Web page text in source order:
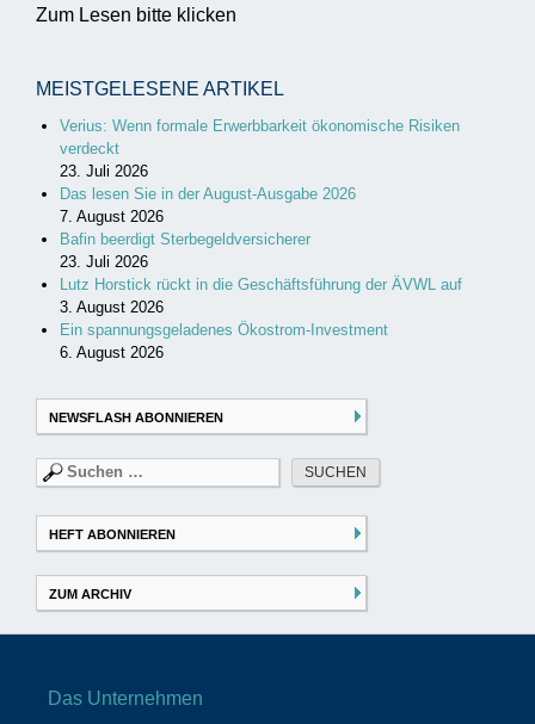
Zum Lesen bitte klicken
MEISTGELESENE ARTIKEL
Verius: Wenn formale Erwerbbarkeit ökonomische Risiken
verdeckt
23. Juli 2026
Das lesen Sie in der August-Ausgabe 2026
7. August 2026
Bafin beerdigt Sterbegeldversicherer
23. Juli 2026
Lutz Horstick rückt in die Geschäftsführung der ÄVWL auf
3. August 2026
Ein spannungsgeladenes Ökostrom-Investment
6. August 2026
NEWSFLASH ABONNIEREN
Suchen
nach:
HEFT ABONNIEREN
ZUM ARCHIV
Das Unternehmen